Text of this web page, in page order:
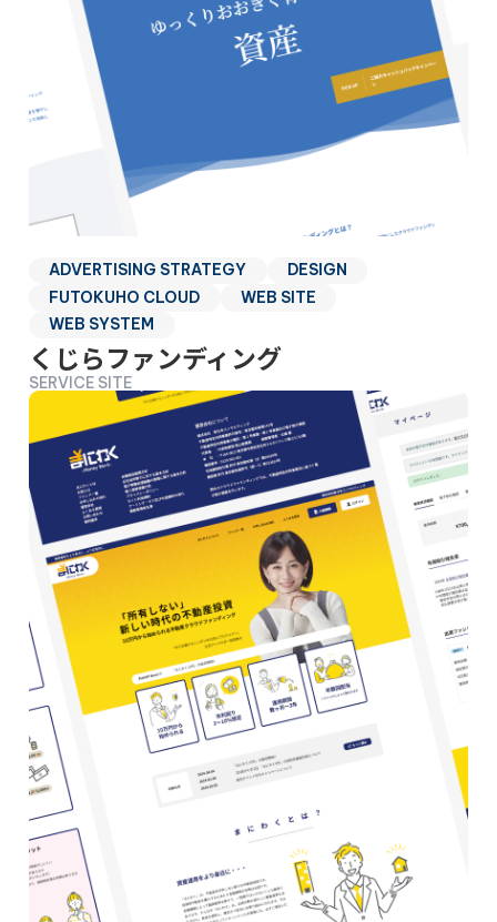
ADVERTISING STRATEGY
DESIGN
FUTOKUHO CLOUD
WEB SITE
WEB SYSTEM
くじらファンディング
SERVICE SITE